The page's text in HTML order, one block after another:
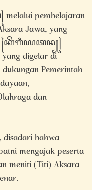
pembelajaran
Jawa, yang
꧌ꦏꦼꦒꦶꦪꦠꦤ꧀꧍
digelar di
Pemerintah
dan
bahwa
mengajak peserta
meniti (Titi) Aksara